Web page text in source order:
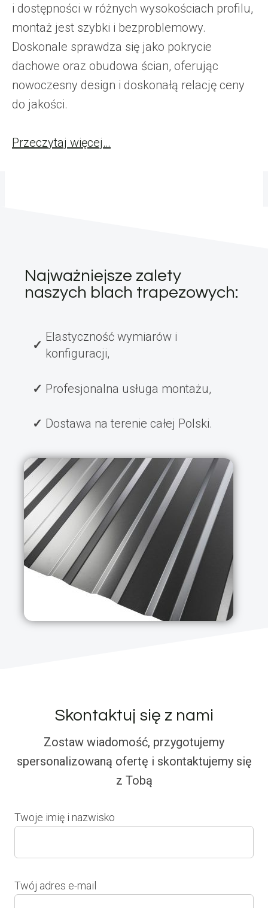
i dostępności w różnych wysokościach profilu,
montaż jest szybki i bezproblemowy.
Doskonale sprawdza się jako pokrycie
dachowe oraz obudowa ścian, oferując
nowoczesny design i doskonałą relację ceny
do jakości.
Przeczytaj więcej…
Najważniejsze zalety
naszych blach trapezowych:
Elastyczność wymiarów i
konfiguracji,
Profesjonalna usługa montażu,
Dostawa na terenie całej Polski.
Skontaktuj się z nami
Zostaw wiadomość, przygotujemy
spersonalizowaną ofertę i skontaktujemy się
z Tobą
Twoje imię i nazwisko
Twój adres e-mail